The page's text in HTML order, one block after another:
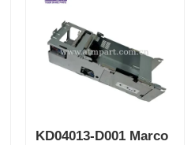
KD04013-D001 Marco